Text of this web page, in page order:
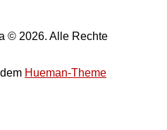
© 2026. Alle Rechte
Hueman-Theme